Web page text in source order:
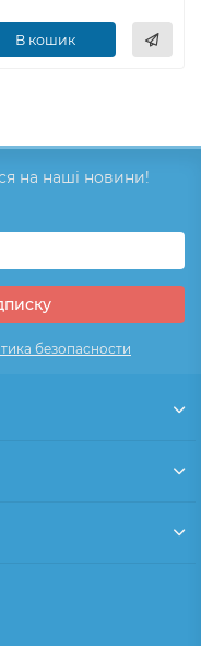
В кошик
на наші новини!
безопасности